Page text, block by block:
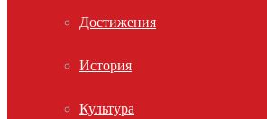
Достижения
История
Культура